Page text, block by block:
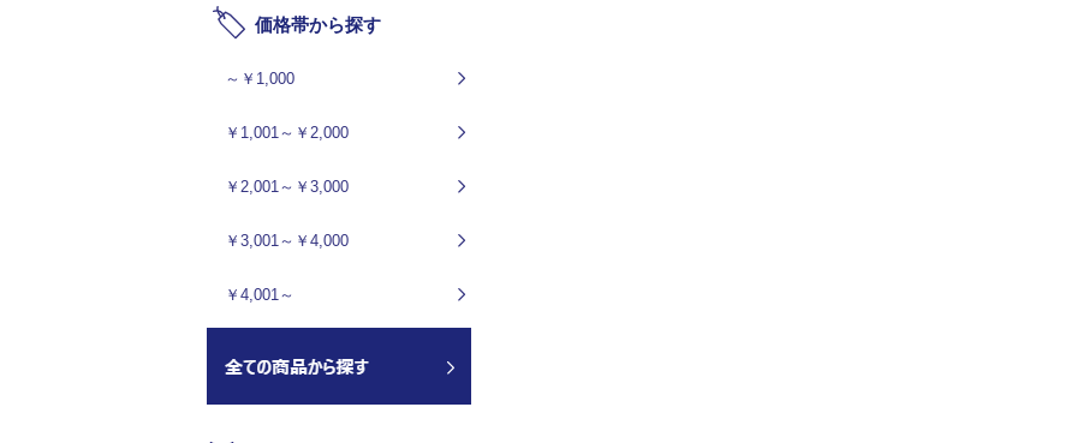
価格帯から探す
～￥1,000
￥1,001～￥2,000
￥2,001～￥3,000
￥3,001～￥4,000
￥4,001～